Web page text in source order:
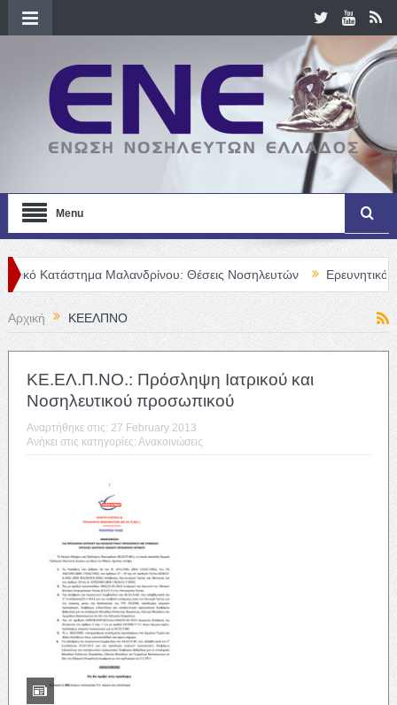
Menu
Μαλανδρίνου: Θέσεις Νοσηλευτών Ερευνητικό Βήμα: «Η
Αρχική ΚΕΕΛΠΝΟ
ΚΕ.ΕΛ.Π.ΝΟ.: Πρόσληψη Ιατρικού και
Νοσηλευτικού προσωπικού
Αναρτήθηκε στις: 27 February 2013
Ανήκει στις κατηγορίες: Ανακοινώσεις